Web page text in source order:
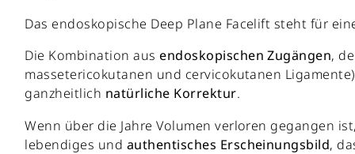
Das endoskopische Deep Plane Facelift steht für
Die Kombination aus endoskopischen Zugängen,
massetericokutanen und cervicokutanen
ganzheitlich natürliche Korrektur.
Wenn über die Jahre Volumen verloren gegangen
lebendiges und authentisches Erscheinungsbild,